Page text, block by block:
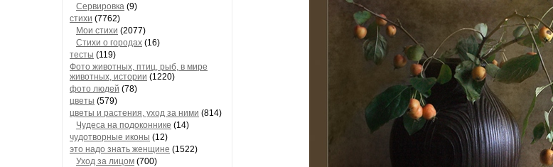
Сервировка (9)
стихи (7762)
Мои стихи (2077)
Стихи о городах (16)
тесты (119)
Фото животных, птиц, рыб, в мире
животных, истории (1220)
фото людей (78)
цветы (579)
цветы и растения, уход за ними (814)
Чудеса на подоконнике (14)
чудотворные иконы (12)
это надо знать женщине (1522)
Уход за лицом (700)